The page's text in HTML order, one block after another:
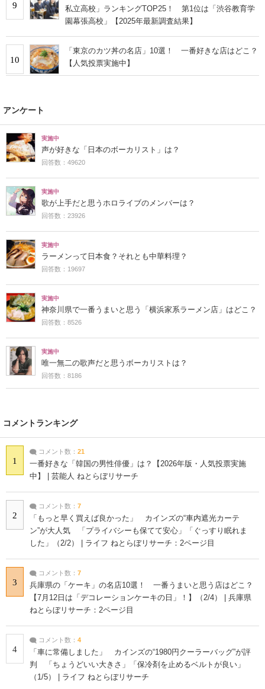
9
私立高校」ランキングTOP25！ 第1位は「渋谷教育学
園幕張高校」【2025年最新調査結果】
10
「東京のカツ丼の名店」10選！ 一番好きな店はどこ？
【人気投票実施中】
アンケート
実施中
声が好きな「日本のボーカリスト」は？
回答数：49620
実施中
歌が上手だと思うホロライブのメンバーは？
回答数：23926
実施中
ラーメンって日本食？それとも中華料理？
回答数：19697
実施中
神奈川県で一番うまいと思う「横浜家系ラーメン店」はどこ？
回答数：8526
実施中
唯一無二の歌声だと思うボーカリストは？
回答数：8186
コメントランキング
1
コメント数： 21
一番好きな「韓国の男性俳優」は？【2026年版・人気投票実施
中】 | 芸能人 ねとらぼリサーチ
2
コメント数： 7
「もっと早く買えば良かった」 カインズの“車内遮光カーテ
ン”が大人気 「プライバシーも保てて安心」「ぐっすり眠れま
した」（2/2） | ライフ ねとらぼリサーチ：2ページ目
3
コメント数： 7
兵庫県の「ケーキ」の名店10選！ 一番うまいと思う店はどこ？
【7月12日は「デコレーションケーキの日」！】（2/4） | 兵庫県
ねとらぼリサーチ：2ページ目
4
コメント数： 4
「車に常備しました」 カインズの“1980円クーラーバッグ”が評
判 「ちょうどいい大きさ」「保冷剤を止めるベルトが良い」
（1/5） | ライフ ねとらぼリサーチ